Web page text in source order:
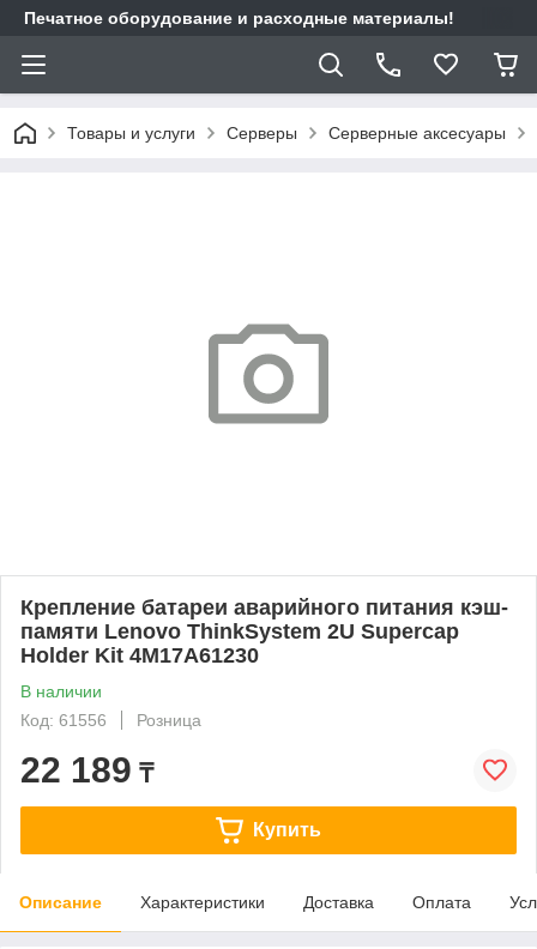
Печатное оборудование и расходные материалы!
Товары и услуги Cерверы Серверные аксесуары
Крепление батареи аварийного питания кэш-
памяти Lenovo ThinkSystem 2U Supercap
Holder Kit 4M17A61230
В наличии
Код: 61556
Розница
22 189 ₸
Купить
Описание Характеристики Доставка Оплата